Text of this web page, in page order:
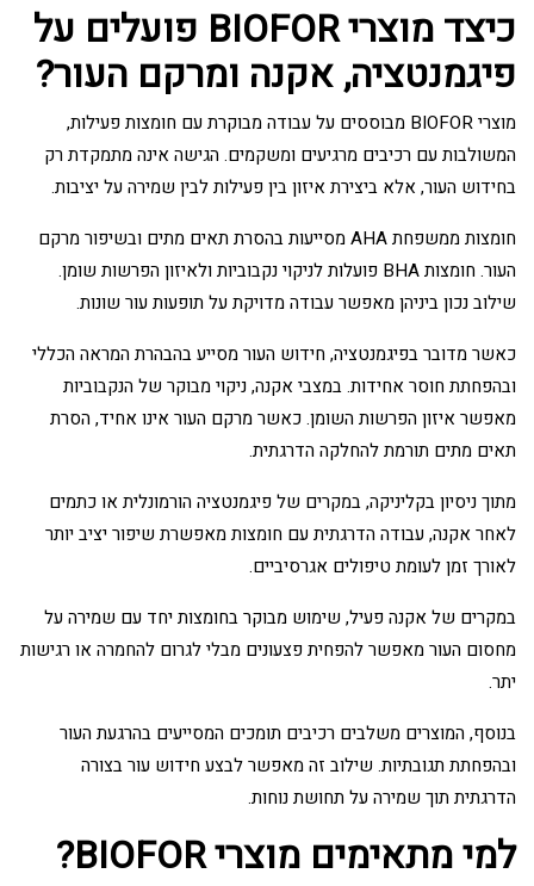
כיצד מוצרי BIOFOR פועלים על
פיגמנטציה, אקנה ומרקם העור?
מוצרי BIOFOR מבוססים על עבודה מבוקרת עם חומצות פעילות,
המשולבות עם רכיבים מרגיעים ומשקמים. הגישה אינה מתמקדת רק
בחידוש העור, אלא ביצירת איזון בין פעילות לבין שמירה על יציבות.
חומצות ממשפחת AHA מסייעות בהסרת תאים מתים ובשיפור מרקם
העור. חומצות BHA פועלות לניקוי נקבוביות ולאיזון הפרשות שומן.
שילוב נכון ביניהן מאפשר עבודה מדויקת על תופעות עור שונות.
כאשר מדובר בפיגמנטציה, חידוש העור מסייע בהבהרת המראה הכללי
ובהפחתת חוסר אחידות. במצבי אקנה, ניקוי מבוקר של הנקבוביות
מאפשר איזון הפרשות השומן. כאשר מרקם העור אינו אחיד, הסרת
תאים מתים תורמת להחלקה הדרגתית.
מתוך ניסיון בקליניקה, במקרים של פיגמנטציה הורמונלית או כתמים
לאחר אקנה, עבודה הדרגתית עם חומצות מאפשרת שיפור יציב יותר
לאורך זמן לעומת טיפולים אגרסיביים.
במקרים של אקנה פעיל, שימוש מבוקר בחומצות יחד עם שמירה על
מחסום העור מאפשר להפחית פצעונים מבלי לגרום להחמרה או רגישות
יתר.
בנוסף, המוצרים משלבים רכיבים תומכים המסייעים בהרגעת העור
ובהפחתת תגובתיות. שילוב זה מאפשר לבצע חידוש עור בצורה
הדרגתית תוך שמירה על תחושת נוחות.
למי מתאימים מוצרי BIOFOR?